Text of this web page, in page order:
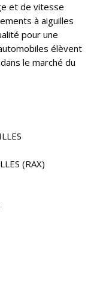
et de vitesse
à aiguilles
pour une
élèvent
le marché du
(RAX)